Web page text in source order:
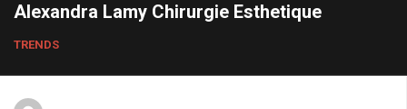
Alexandra Lamy Chirurgie Esthetique
TRENDS